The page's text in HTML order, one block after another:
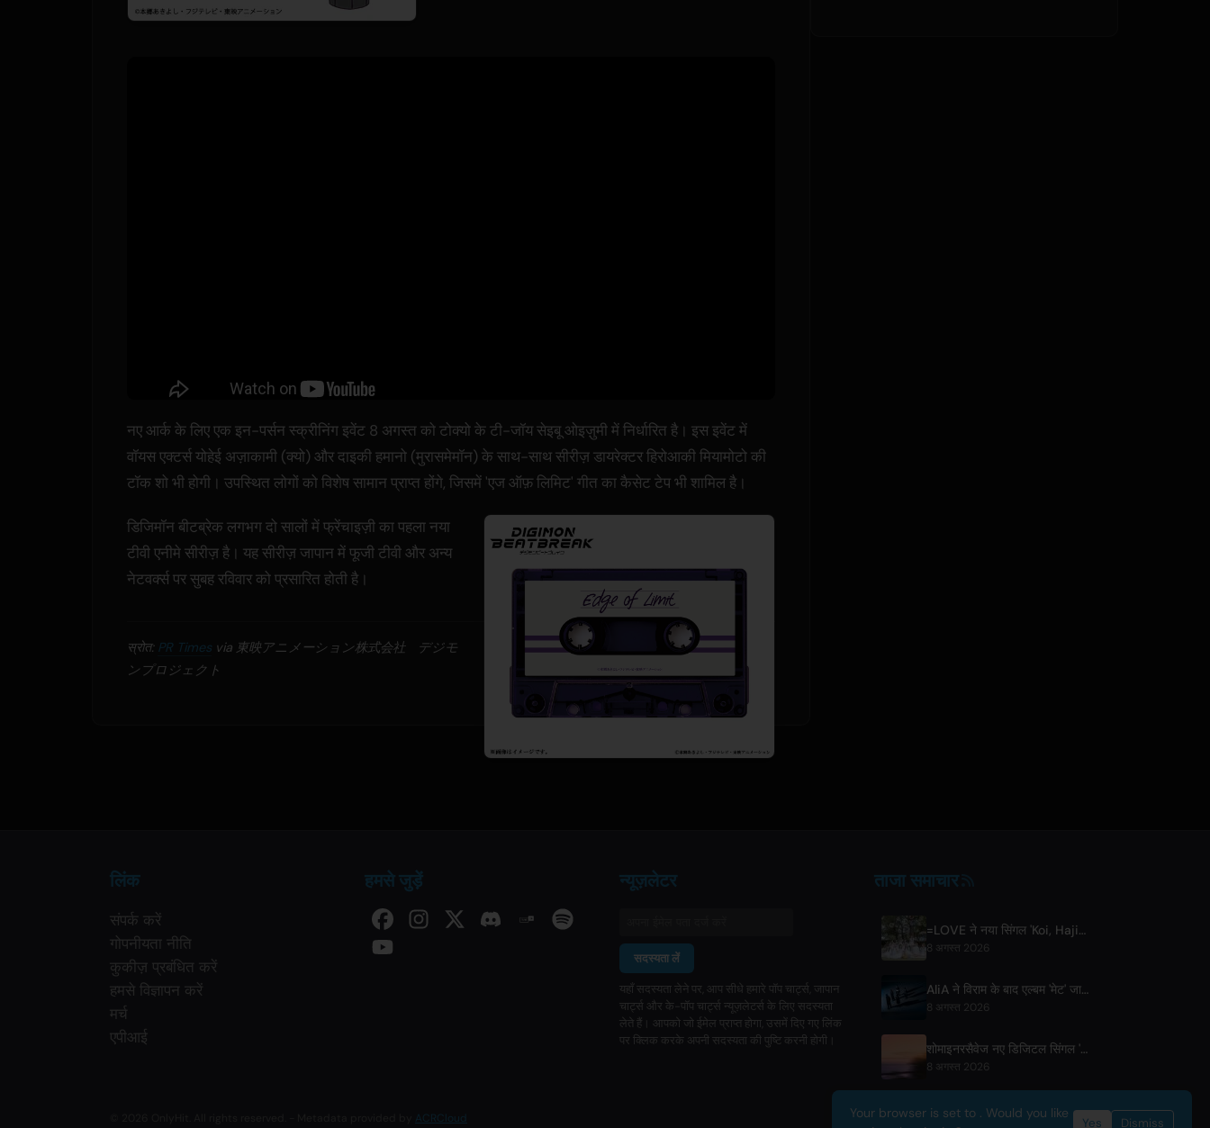
नए आर्क के लिए एक इन-पर्सन स्क्रीनिंग इवेंट 8 अगस्त को टोक्यो के टी-जॉय सेइबू ओइज़ुमी में निर्धारित है। इस इवेंट में
वॉयस एक्टर्स योहेई अज़ाकामी (क्यो) और दाइकी हमानो (मुरासमेमॉन) के साथ-साथ सीरीज़ डायरेक्टर हिरोआकी मियामोटो की
टॉक शो भी होगी। उपस्थित लोगों को विशेष सामान प्राप्त होंगे, जिसमें 'एज ऑफ़ लिमिट' गीत का कैसेट टेप भी शामिल है।
डिजिमॉन बीटब्रेक लगभग दो सालों में फ्रेंचाइज़ी का पहला नया
टीवी एनीमे सीरीज़ है। यह सीरीज़ जापान में फूजी टीवी और अन्य
नेटवर्क्स पर सुबह रविवार को प्रसारित होती है।
स्रोत: PR Times via 東映アニメーション株式会社 デジモ
ンプロジェクト
लिंक
संपर्क करें
गोपनीयता नीति
कुकीज़ प्रबंधित करें
हमसे विज्ञापन करें
मर्च
एपीआई
हमसे जुड़ें न्यूज़लेटर
सदस्यता लें
यहाँ सदस्यता लेने पर, आप सीधे हमारे पॉप चार्ट्स, जापान
चार्ट्स और के-पॉप चार्ट्स न्यूज़लेटर्स के लिए सदस्यता
लेते हैं। आपको जो ईमेल प्राप्त होगा, उसमें दिए गए लिंक
पर क्लिक करके अपनी सदस्यता की पुष्टि करनी होगी।
ताजा समाचार
=LOVE ने नया सिंगल 'Koi, Hajimemashita.' और टोक्यो डोम कॉन्सर्ट्स की घोषणा की
8 अगस्त 2026
AliA ने विराम के बाद एल्बम 'मेट' जारी किया, टोक्यो लाइव की घोषणा की
8 अगस्त 2026
शोमाइनरसैवेज नए डिजिटल सिंगल 'ग्रेडेशन' की घोषणा करते हैं
8 अगस्त 2026
ACRCloud
Your browser is set to . Would you like
Yes Dismiss